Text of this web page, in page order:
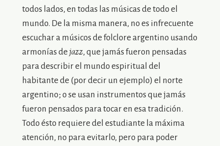
todos lados, en todas las músicas de todo el
mundo. De la misma manera, no es infrecuente
escuchar a músicos de folclore argentino usando
armonías de jazz, que jamás fueron pensadas
para describir el mundo espiritual del
habitante de (por decir un ejemplo) el norte
argentino; o se usan instrumentos que jamás
fueron pensados para tocar en esa tradición.
Todo ésto requiere del estudiante la máxima
atención, no para evitarlo, pero para poder